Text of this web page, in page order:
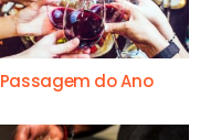
Passagem do Ano